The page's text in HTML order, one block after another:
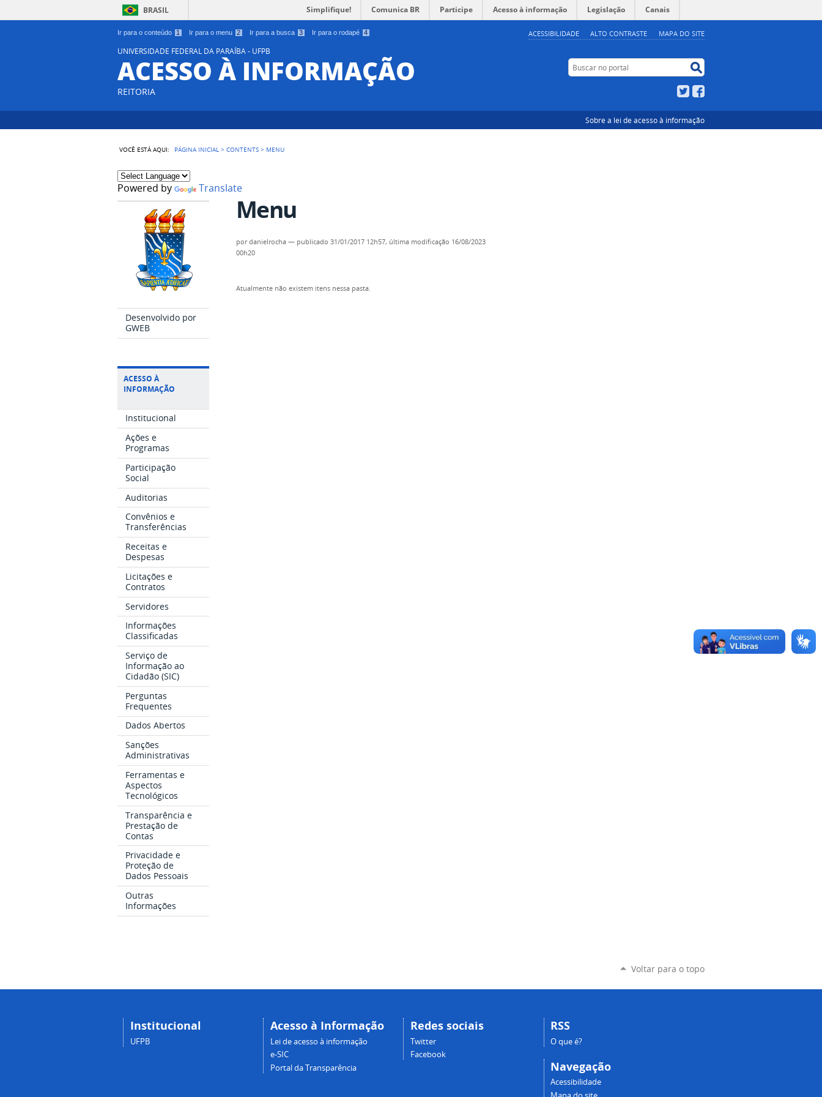
Ir para o conteúdo 1 Ir para o menu 2 Ir para a busca 3 Ir para o rodapé 4 ACESSIBILIDADE ALTO CONTRASTE MAPA DO SITE
BRASIL Simplifique! Comunica BR Participe Acesso à informação Legislação Canais
UNIVERSIDADE FEDERAL DA PARAÍBA - UFPB
ACESSO À INFORMAÇÃO
REITORIA
Buscar no portal
Twitter
Sobre a lei de acesso à informação
VOCÊ ESTÁ AQUI: PÁGINA INICIAL >CONTENTS > MENU
Powered by Translate
Desenvolvido por
GWEB
ACESSO À
INFORMAÇÃO
Institucional
Ações e
Programas
Participação
Social
Auditorias
Convênios e
Transferências
Receitas e
Despesas
Licitações e
Contratos
Servidores
Informações
Classificadas
Serviço de
Informação ao
Cidadão (SIC)
Perguntas
Frequentes
Dados Abertos
Sanções
Administrativas
Ferramentas e
Aspectos
Tecnológicos
Transparência e
Prestação de
Contas
Privacidade e
Proteção de
Dados Pessoais
Outras
Informações
Menu
pordanielrocha — publicado 31/01/2017 12h57, última modificação 16/08/2023
00h20
Atualmente não existem itens nessa pasta.
Voltar para o topo
Institucional
UFPB
Acesso à Informação
Lei de acesso à informação
e-SIC
Portal da Transparência
Redes sociais
Twitter
Facebook
RSS
O que é?
Navegação
Acessibilidade